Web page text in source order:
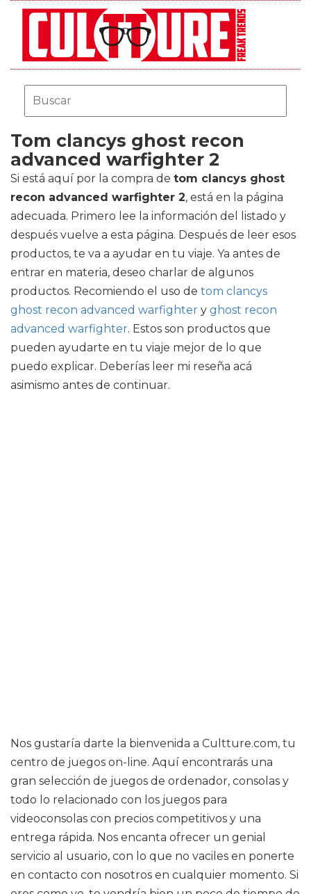
Tom clancys ghost recon
advanced warfighter 2
Si está aquí por la compra de tom clancys ghost
recon advanced warfighter 2, está en la página
adecuada. Primero lee la información del listado y
después vuelve a esta página. Después de leer esos
productos, te va a ayudar en tu viaje. Ya antes de
entrar en materia, deseo charlar de algunos
productos. Recomiendo el uso de tom clancys
ghost recon advanced warfighter y ghost recon
advanced warfighter. Estos son productos que
pueden ayudarte en tu viaje mejor de lo que
puedo explicar. Deberías leer mi reseña acá
asimismo antes de continuar.
Nos gustaría darte la bienvenida a Cultture.com, tu
centro de juegos on-line. Aquí encontrarás una
gran selección de juegos de ordenador, consolas y
todo lo relacionado con los juegos para
videoconsolas con precios competitivos y una
entrega rápida. Nos encanta ofrecer un genial
servicio al usuario, con lo que no vaciles en ponerte
en contacto con nosotros en cualquier momento. Si